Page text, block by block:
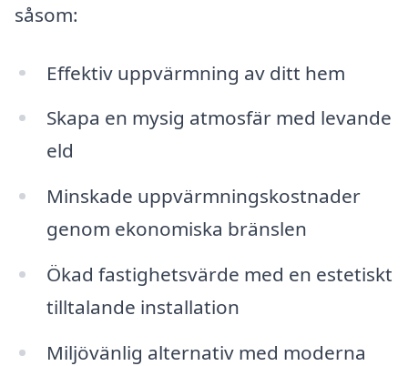
såsom:
Effektiv uppvärmning av ditt hem
Skapa en mysig atmosfär med levande
eld
Minskade uppvärmningskostnader
genom ekonomiska bränslen
Ökad fastighetsvärde med en estetiskt
tilltalande installation
Miljövänlig alternativ med moderna